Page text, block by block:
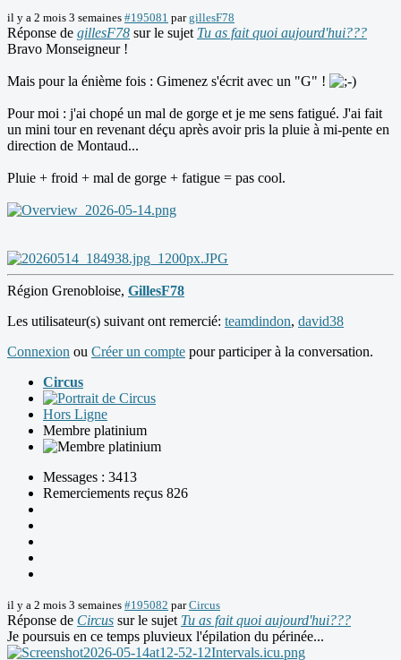
il y a 2 mois 3 semaines #195081 pargillesF78
Réponse de gillesF78 sur le sujet Tu as fait quoi aujourd'hui???
Bravo Monseigneur !
Mais pour la énième fois : Gimenez s'écrit avec un "G" !
Pour moi : j'ai chopé un mal de gorge et je me sens fatigué. J'ai fait
un mini tour en revenant déçu après avoir pris la pluie à mi-pente en
direction de Montaud...
Pluie + froid + mal de gorge + fatigue = pas cool.
Région Grenobloise, GillesF78
Les utilisateur(s) suivant ont remercié: teamdindon, david38
Connexion ou Créer un compte pour participer à la conversation.
Circus
Hors Ligne
Membre platinium
Messages : 3413
Remerciements reçus 826
il y a 2 mois 3 semaines #195082 parCircus
Réponse de Circus sur le sujet Tu as fait quoi aujourd'hui???
Je poursuis en ce temps pluvieux l'épilation du périnée...